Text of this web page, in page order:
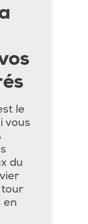
le
vous
du
tour
en